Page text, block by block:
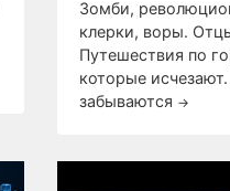
Зомби,
клерки, воры.
Путешествия по
которые
забываются →